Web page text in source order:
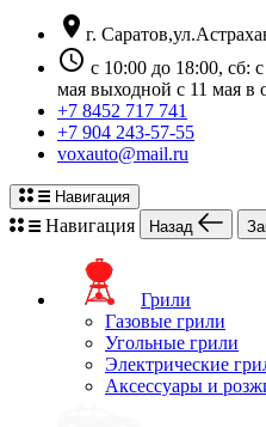
location_on г.
schedule с 10:00 до 18:00, сб:
мая выходной с 11 мая в
+7 8452 717 741
+7 904 243-57-55
voxauto@mail.ru
Навигация
Навигация Назад
Грили
Газовые грили
Угольные грили
Электрические
Аксессуары и